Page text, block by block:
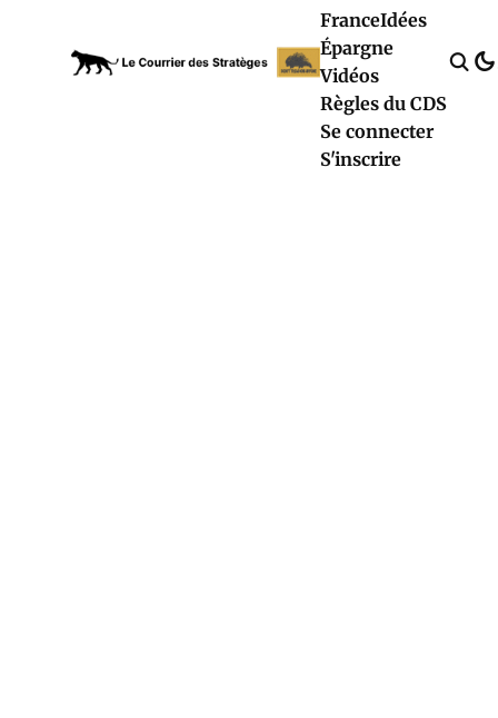
FranceIdées
Épargne
Vidéos
Règles du CDS
Se connecter
S'inscrire